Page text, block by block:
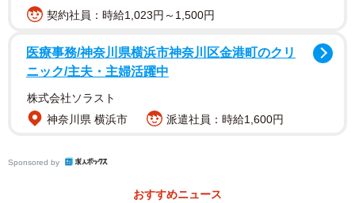
タクオくん（年齢不詳・オス）は、2023年4月、ある人の
家の敷地付近にいた。その人は、SNSで「エリザベスカラ
ーの付いた猫がいます。誰か助けてください。我が家の庭
たまたまその投稿を見かけた福岡県在住のちまきなころん
契約社員：時給1,023円～1,500円
医療事務/神奈川県横浜市神奈川区金港町のクリ
ニック/主夫・主婦活躍中
株式会社ソラスト
神奈川県 横浜市
派遣社員：時給1,600円
Sponsored by
おすすめニュース